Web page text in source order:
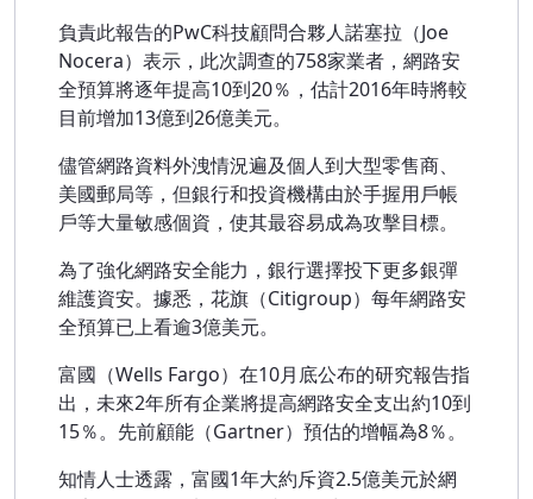
負責此報告的PwC科技顧問合夥人諾塞拉（Joe
Nocera）表示，此次調查的758家業者，網路安
全預算將逐年提高10到20％，估計2016年時將較
目前增加13億到26億美元。
儘管網路資料外洩情況遍及個人到大型零售商、
美國郵局等，但銀行和投資機構由於手握用戶帳
戶等大量敏感個資，使其最容易成為攻擊目標。
為了強化網路安全能力，銀行選擇投下更多銀彈
維護資安。據悉，花旗（Citigroup）每年網路安
全預算已上看逾3億美元。
富國（Wells Fargo）在10月底公布的研究報告指
出，未來2年所有企業將提高網路安全支出約10到
15％。先前顧能（Gartner）預估的增幅為8％。
知情人士透露，富國1年大約斥資2.5億美元於網